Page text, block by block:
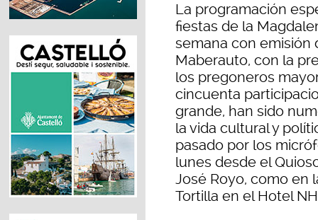
La programación
fiestas de la
semana con emisión
Maberauto, con la
los pregoneros
cincuenta
grande, han sido
la vida cultural y
pasado por los
lunes desde el
José Royo, como en
Tortilla en el Hotel